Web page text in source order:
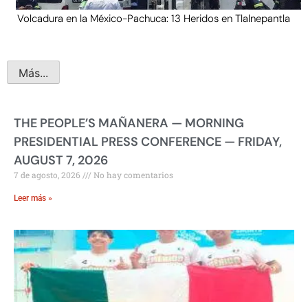
Volcadura en la México-Pachuca: 13 Heridos en Tlalnepantla
Más...
THE PEOPLE’S MAÑANERA — MORNING
PRESIDENTIAL PRESS CONFERENCE — FRIDAY,
AUGUST 7, 2026
7 de agosto, 2026 No hay comentarios
Leer más »